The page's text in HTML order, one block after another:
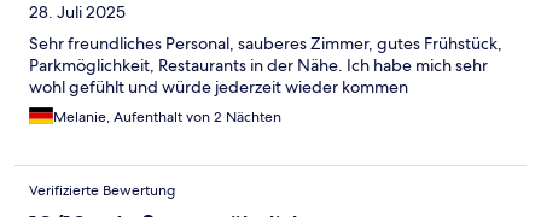
28. Juli 2025
Sehr freundliches Personal, sauberes Zimmer, gutes Frühstück,
Parkmöglichkeit, Restaurants in der Nähe. Ich habe mich sehr
wohl gefühlt und würde jederzeit wieder kommen
Melanie, Aufenthalt von 2 Nächten
Verifizierte Bewertung